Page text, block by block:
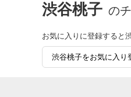
渋谷桃子 の
お気に入りに登録すると
渋谷桃子をお気に入り